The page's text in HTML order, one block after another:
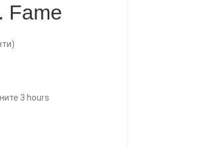
Fame
3 hours